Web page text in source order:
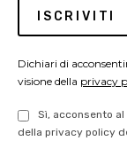
Dichiari di
visione della privacy
Sì, acconsento
della privacy policy